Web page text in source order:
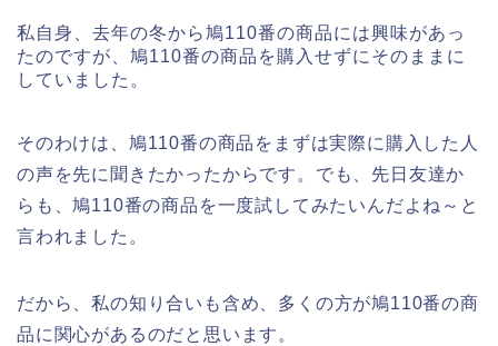
私自身、去年の冬から鳩110番の商品には興味があっ
たのですが、鳩110番の商品を購入せずにそのままに
していました。
そのわけは、鳩110番の商品をまずは実際に購入した人
の声を先に聞きたかったからです。でも、先日友達か
らも、鳩110番の商品を一度試してみたいんだよね～と
言われました。
だから、私の知り合いも含め、多くの方が鳩110番の商
品に関心があるのだと思います。